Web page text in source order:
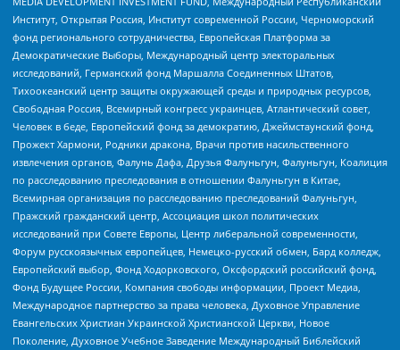
Институт, Открытая Россия, Институт современной России, Черноморский
фонд регионального сотрудничества, Европейская Платформа за
Демократические Выборы, Международный центр электоральных
исследований, Германский фонд Маршалла Соединенных Штатов,
Тихоокеанский центр защиты окружающей среды и природных ресурсов,
Свободная Россия, Всемирный конгресс украинцев, Атлантический совет,
Человек в беде, Европейский фонд за демократию, Джеймстаунский фонд,
Прожект Хармони, Родники дракона, Врачи против насильственного
извлечения органов, Фалунь Дафа, Друзья Фалуньгун, Фалуньгун, Коалиция
по расследованию преследования в отношении Фалуньгун в Китае,
Всемирная организация по расследованию преследований Фалуньгун,
Пражский гражданский центр, Ассоциация школ политических
исследований при Совете Европы, Центр либеральной современности,
Форум русскоязычных европейцев, Немецко-русский обмен, Бард колледж,
Европейский выбор, Фонд Ходорковского, Оксфордский российский фонд,
Фонд Будущее России, Компания свободы информации, Проект Медиа,
Международное партнерство за права человека, Духовное Управление
Евангельских Христиан Украинской Христианской Церкви, Новое
Поколение, Духовное Учебное Заведение Международный Библейский